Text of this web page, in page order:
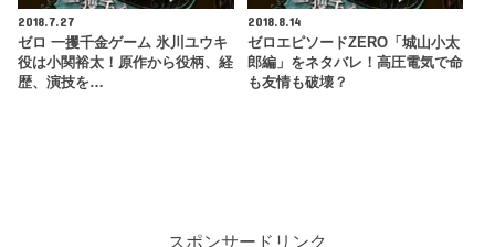
2018.7.27
ゼロ 一攫千金ゲーム 氷川ユウキ
役は小関裕太！原作から役柄、経
歴、演技を…
2018.8.14
ゼロエピソードZERO「城山小太
郎編」をネタバレ！高圧電気で命
も友情も破壊？
スポンサードリンク